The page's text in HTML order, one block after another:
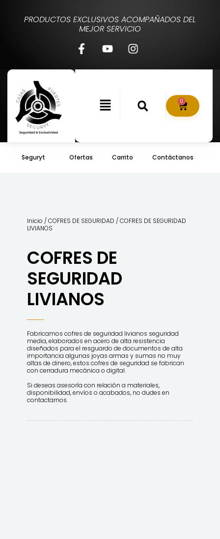
PRODUCTOS EXCLUSIVOS ACOMPAÑADOS DEL
MEJOR SERVICIO
0
Seguryt Ofertas Carrito Contáctanos
Inicio /COFRES DE SEGURIDAD / COFRES DE SEGURIDAD
LIVIANOS
COFRES DE
SEGURIDAD
LIVIANOS
Fabricamos cofres de seguridad livianos seguridad
media, elaborados en acero de alta resistencia
diseñados para el resguardo de documentos de alta
importancia algunas joyas armas y sumas no muy
altas de dinero, estos cofres de seguridad se fabrican
con cerradura mecánica o digital.
Si deseas asesoría con relación a materiales,
disponibilidad, envíos o acabados, no dudes en
contactarnos.